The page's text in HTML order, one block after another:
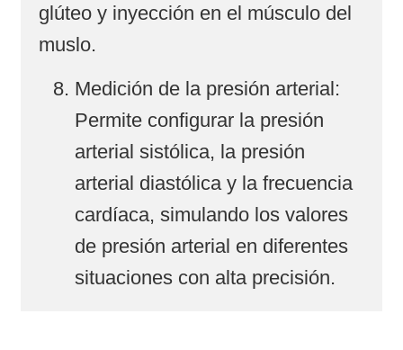
glúteo y inyección en el músculo del
muslo.
Medición de la presión arterial:
Permite configurar la presión
arterial sistólica, la presión
arterial diastólica y la frecuencia
cardíaca, simulando los valores
de presión arterial en diferentes
situaciones con alta precisión.